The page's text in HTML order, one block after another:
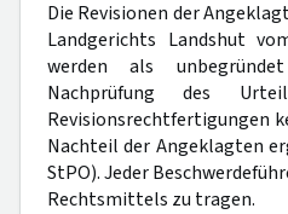
Die Revisionen der
Landgerichts Landshut
werden als
Nachprüfung des
Revisionsrechtfertigungen
Nachteil der Angeklagten
StPO). Jeder
Rechtsmittels zu tragen.